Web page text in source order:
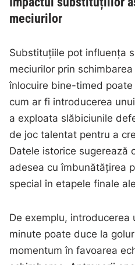
meciurilor
Substituțiile pot influența
meciurilor prin
înlocuire bine-timed
cum ar fi introducerea
a exploata slăbiciunile
de joc talentat pentru a
Datele istorice sugerează
adesea cu îmbunătățirea
special în etapele finale
De exemplu,
minute poate duce la
momentum în favoarea